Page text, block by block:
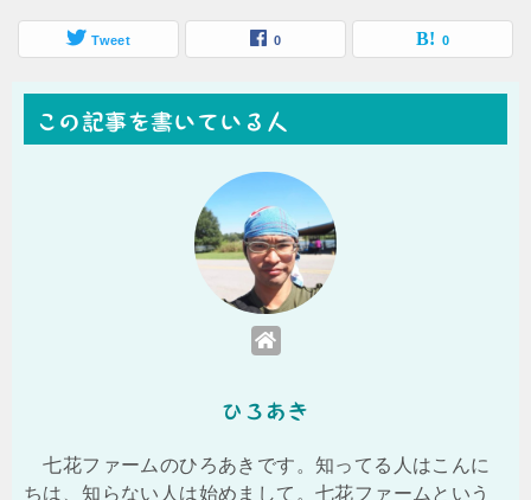
Tweet 0 0
この記事を書いている人
ひろあき
七花ファームのひろあきです。知ってる人はこんに
ちは、知らない人は始めまして。七花ファームという